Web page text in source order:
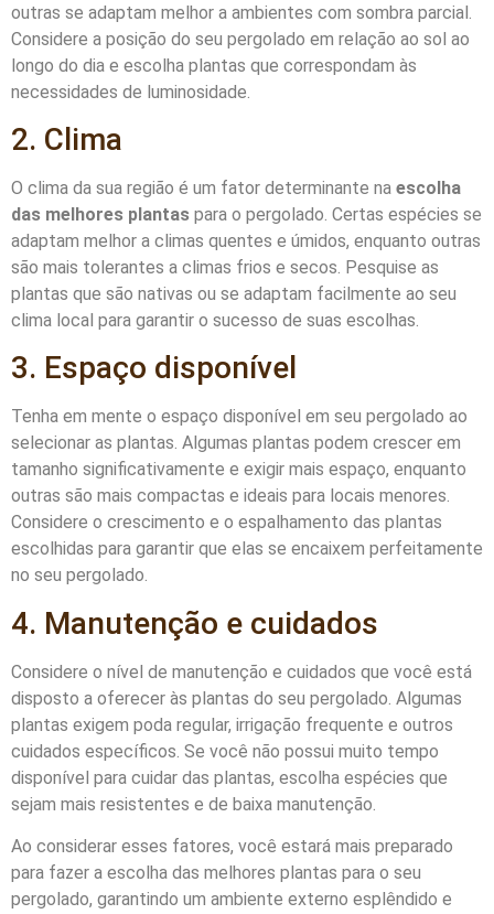
outras se adaptam melhor a ambientes com sombra parcial.
Considere a posição do seu pergolado em relação ao sol ao
longo do dia e escolha plantas que correspondam às
necessidades de luminosidade.
2. Clima
O clima da sua região é um fator determinante na escolha
das melhores plantas para o pergolado. Certas espécies se
adaptam melhor a climas quentes e úmidos, enquanto outras
são mais tolerantes a climas frios e secos. Pesquise as
plantas que são nativas ou se adaptam facilmente ao seu
clima local para garantir o sucesso de suas escolhas.
3. Espaço disponível
Tenha em mente o espaço disponível em seu pergolado ao
selecionar as plantas. Algumas plantas podem crescer em
tamanho significativamente e exigir mais espaço, enquanto
outras são mais compactas e ideais para locais menores.
Considere o crescimento e o espalhamento das plantas
escolhidas para garantir que elas se encaixem perfeitamente
no seu pergolado.
4. Manutenção e cuidados
Considere o nível de manutenção e cuidados que você está
disposto a oferecer às plantas do seu pergolado. Algumas
plantas exigem poda regular, irrigação frequente e outros
cuidados específicos. Se você não possui muito tempo
disponível para cuidar das plantas, escolha espécies que
sejam mais resistentes e de baixa manutenção.
Ao considerar esses fatores, você estará mais preparado
para fazer a escolha das melhores plantas para o seu
pergolado, garantindo um ambiente externo esplêndido e